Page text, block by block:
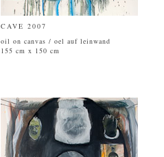
CAVE 2007
oil on canvas / oel auf leinwand
155 cm x 150 cm